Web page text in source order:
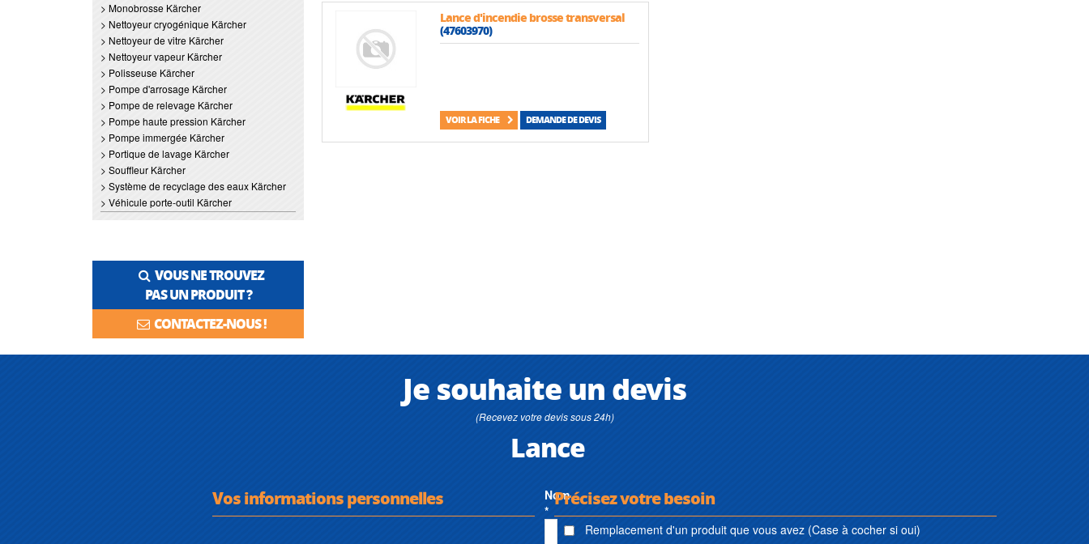
> Monobrosse Kärcher
> Nettoyeur cryogénique Kärcher
> Nettoyeur de vitre Kärcher
> Nettoyeur vapeur Kärcher
> Polisseuse Kärcher
> Pompe d'arrosage Kärcher
> Pompe de relevage Kärcher
> Pompe haute pression Kärcher
> Pompe immergée Kärcher
> Portique de lavage Kärcher
> Souffleur Kärcher
> Système de recyclage des eaux Kärcher
> Véhicule porte-outil Kärcher
VOUS NE TROUVEZ
PAS UN PRODUIT ?
CONTACTEZ-NOUS !
Lance d'incendie brosse transversal
(47603970)
VOIR LA FICHE DEMANDE DE DEVIS
Je souhaite un devis
(Recevez votre devis sous 24h)
Lance
Vos informations personnelles
Nom
*
Précisez votre besoin
Remplacement d'un produit que vous avez (Case à cocher si oui)